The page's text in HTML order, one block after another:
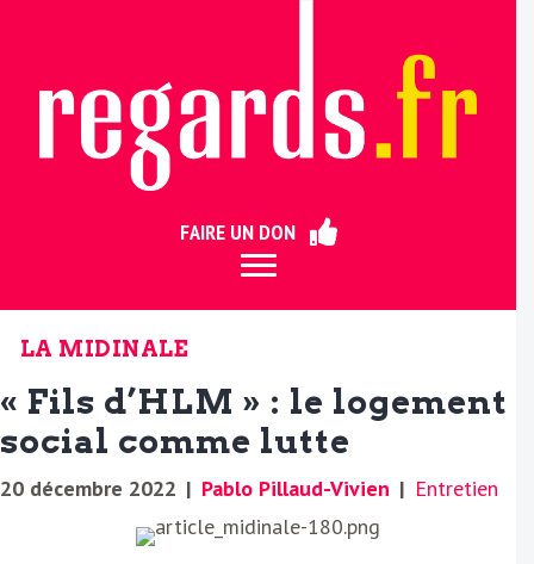
FAIRE UN DON
LA MIDINALE
« Fils d’HLM » : le logement
social comme lutte
20 décembre 2022 | Pablo Pillaud-Vivien | Entretien